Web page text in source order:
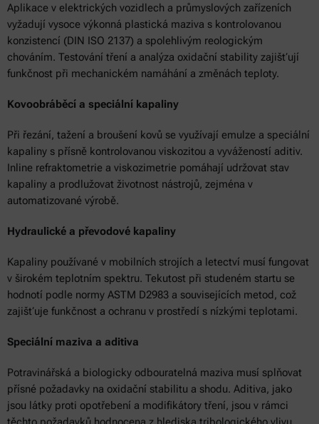
Aplikace v elektrických vozidlech a průmyslových zařízeních
vyžadují vysoce výkonná plastická maziva s kontrolovanou
konzistencí (DIN ISO 2137) a spolehlivým reologickým
chováním. Testování tření a analýza oxidační stability zajišťují
funkčnost při mechanickém namáhání a změnách teploty.
Kovoobráběcí a speciální kapaliny
Při řezání, tažení a broušení kovů se využívají emulze a speciální
kapaliny s přísně kontrolovanou viskozitou a vyvážeností aditiv.
Inline refraktometrie a viskozimetrie pomáhají udržovat stav
kapaliny a prodlužovat životnost nástrojů, zejména v
automatizované výrobě.
Hydraulické a převodové kapaliny
Kapaliny používané v mobilních strojích a letectví musí fungovat
v širokém teplotním spektru. Tekutost při studeném startu se
hodnotí podle normy ASTM D2983 a souvisejících metod, což
zajišťuje funkčnost a ochranu v prostředí s nízkými teplotami.
Speciální maziva a aditiva
Potravinářská a biologicky odbouratelná maziva musí splňovat
přísné požadavky na oxidační stabilitu a shodu. Aditiva, jako
jsou látky proti opotřebení a modifikátory tření, jsou v rámci